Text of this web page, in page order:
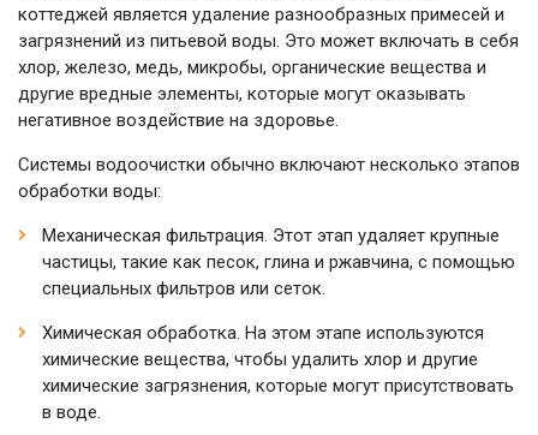
коттеджей является удаление разнообразных примесей и
загрязнений из питьевой воды. Это может включать в себя
хлор, железо, медь, микробы, органические вещества и
другие вредные элементы, которые могут оказывать
негативное воздействие на здоровье.
Системы водоочистки обычно включают несколько этапов
обработки воды:
Механическая фильтрация. Этот этап удаляет крупные
частицы, такие как песок, глина и ржавчина, с помощью
специальных фильтров или сеток.
Химическая обработка. На этом этапе используются
химические вещества, чтобы удалить хлор и другие
химические загрязнения, которые могут присутствовать
в воде.